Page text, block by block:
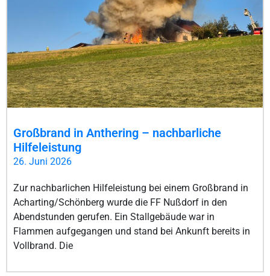
Großbrand in Anthering – nachbarliche
Hilfeleistung
26. Juni 2026
Zur nachbarlichen Hilfeleistung bei einem Großbrand in
Acharting/Schönberg wurde die FF Nußdorf in den
Abendstunden gerufen. Ein Stallgebäude war in
Flammen aufgegangen und stand bei Ankunft bereits in
Vollbrand. Die